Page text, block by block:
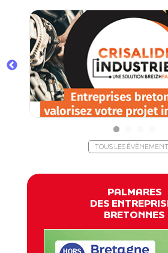
TOUS LES
PALMARES
DES
BRETONNES